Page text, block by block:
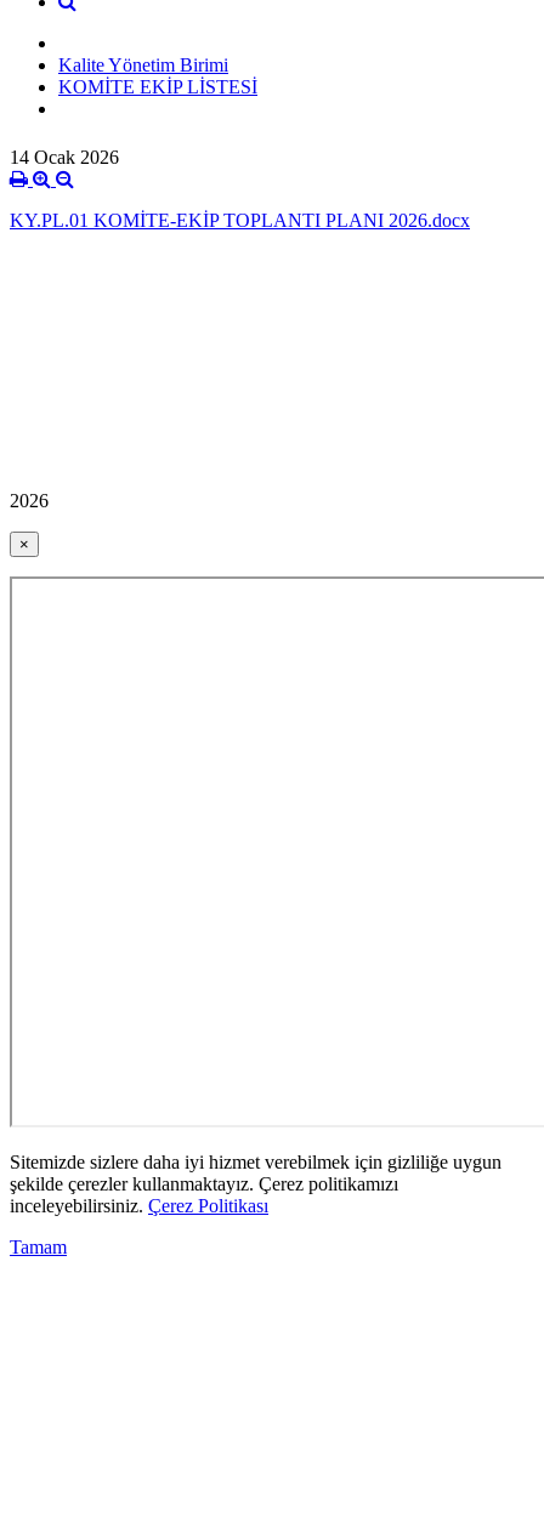
Kalite Yönetim Birimi
KOMİTE EKİP LİSTESİ
14 Ocak 2026
KY.PL.01 KOMİTE-EKİP TOPLANTI PLANI 2026.docx
2026
×
Sitemizde sizlere daha iyi hizmet verebilmek için gizliliğe uygun
şekilde çerezler kullanmaktayız. Çerez politikamızı
inceleyebilirsiniz. Çerez Politikası
Tamam